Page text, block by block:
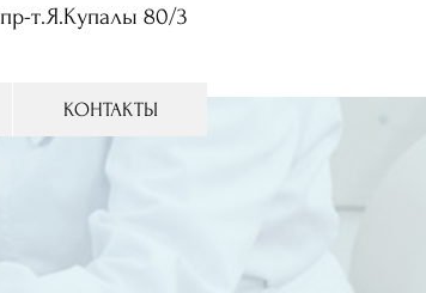
пр-т.Я.Купалы 80/3
КОНТАКТЫ